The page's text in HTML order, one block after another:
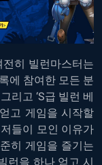
히 빌런마스터는
에 참여한 모든 분
리고 ‘S급 빌런 베
고 게임을 시작할
들이 모인 이유가
히 게임을 즐기는
런을 하나 얻고 시